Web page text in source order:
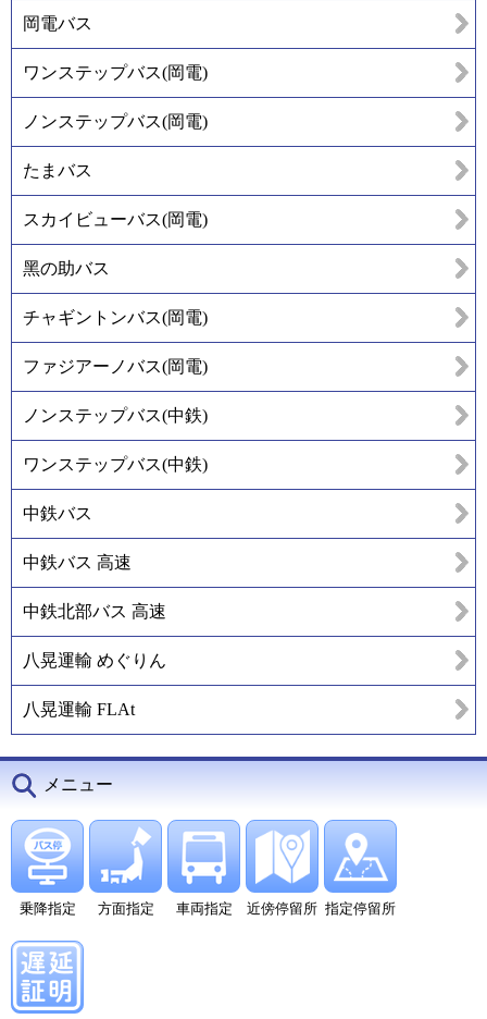
岡電バス
ワンステップバス(岡電)
ノンステップバス(岡電)
たまバス
スカイビューバス(岡電)
黑の助バス
チャギントンバス(岡電)
ファジアーノバス(岡電)
ノンステップバス(中鉄)
ワンステップバス(中鉄)
中鉄バス
中鉄バス 高速
中鉄北部バス 高速
八晃運輸 めぐりん
八晃運輸 FLAt
メニュー
乗降指定 方面指定 車両指定 近傍停留所 指定停留所